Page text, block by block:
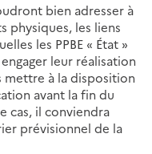
bien adresser à
physiques, les liens
les PPBE « État »
leur réalisation
mettre à la disposition
avant la fin du
cas, il conviendra
prévisionnel de la